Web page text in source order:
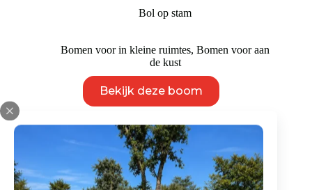
tot
Bol op stam
Bomen voor in kleine ruimtes,Bomen voor aan
de kust
Bekijk deze boom
product
heeft
variaties.
Deze
optie
kan
gekozen